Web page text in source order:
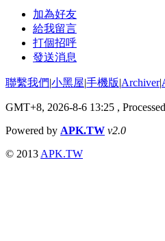
加為好友
給我留言
打個招呼
發送消息
聯繫我們|小黑屋|手機版|Archiver|
GMT+8, 2026-8-6 13:25 ,
Powered by APK.TW v2.0
© 2013 APK.TW